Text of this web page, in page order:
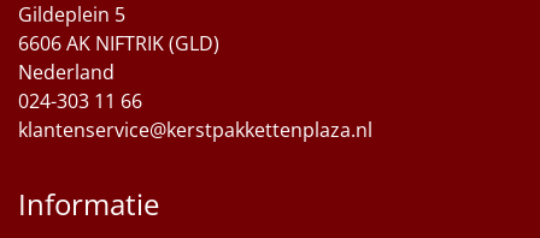
Particulier
Kerstgeschenken 2026
Cadeaubon
Gildeplein 5
6606 AK NIFTRIK (GLD)
Nederland
024-303 11 66
klantenservice@kerstpakkettenplaza.nl
Informatie